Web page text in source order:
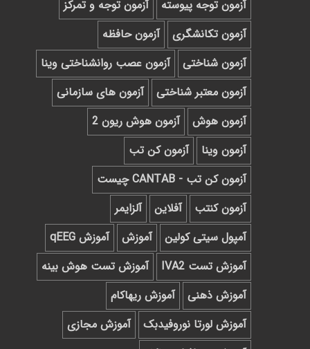
آزمون توجه پیوسته
آزمون توجه و تمرکز
آزمون تکانشگری
آزمون حافظه
آزمون شناختی
آزمون عصب روانشناختی وینا
آزمون معتبر شناختی
آزمون های سازمانی
آزمون هوش
آزمون هوش ریون 2
آزمون وینا
آزمون کن تب
آزمون کن تب - CANTAB چیست
آزمون کنتب
آفلاین
آلزایمر
آمپول سیتی کولین
آموزش
آموزش qEEG
آموزش تست IVA2
آموزش تست هوش بینه
آموزش ذهنی
آموزش ریهاکام
آموزش لورتا نوروفیدبک
آموزش مجازی